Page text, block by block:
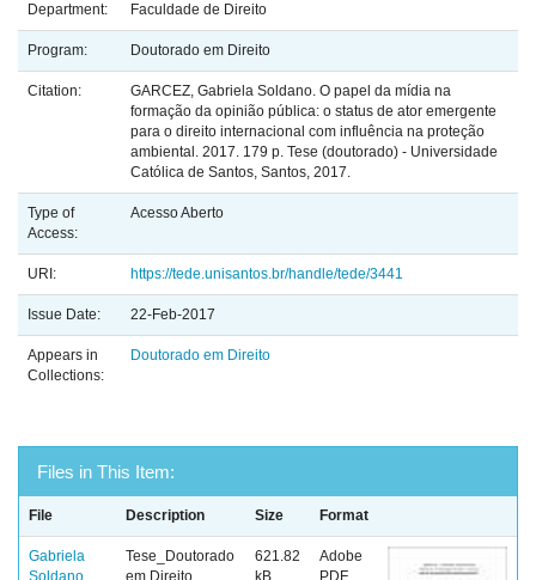
Department: Faculdade de Direito
Program: Doutorado em Direito
Citation:
GARCEZ, Gabriela Soldano. O papel da mídia na
formação da opinião pública: o status de ator emergente
para o direito internacional com influência na proteção
ambiental. 2017. 179 p. Tese (doutorado) - Universidade
Católica de Santos, Santos, 2017.
Type of
Access:
Acesso Aberto
URI: https://tede.unisantos.br/handle/tede/3441
Issue Date: 22-Feb-2017
Appears in
Collections:
Doutorado em Direito
Files in This Item:
File Description Size Format
Gabriela
Tese_Doutorado
621.82
Adobe